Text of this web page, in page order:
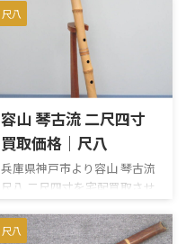
尺八
容山 琴古流 二尺四寸
買取価格｜尺八
兵庫県神戸市より容山 琴古流
尺八 二尺四寸を宅配買取させ
ていただきました。琴古流の
尺八で、長さは二尺四寸（約
尺八